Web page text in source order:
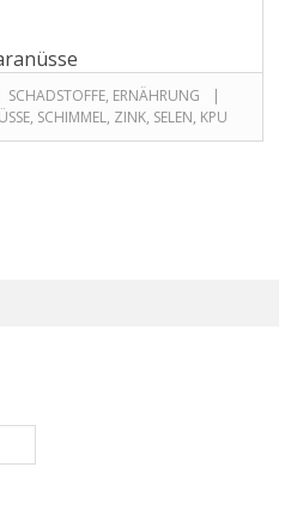
SCHADSTOFFE, ERNÄHRUNG
, SCHIMMEL, ZINK, SELEN, KPU